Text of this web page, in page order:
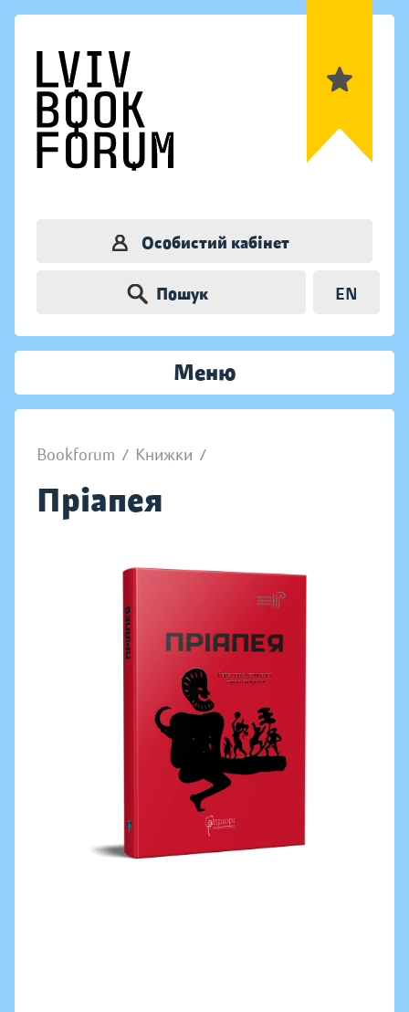
Особистий кабінет
Пошук EN
Меню
Bookforum / Книжки /
Пріапея